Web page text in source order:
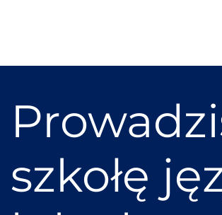
szkołę